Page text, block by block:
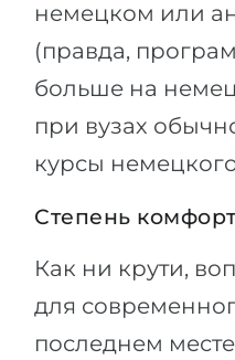
немецком или
(правда,
больше на
при вузах
курсы
Степень
Как ни крути,
для
последнем